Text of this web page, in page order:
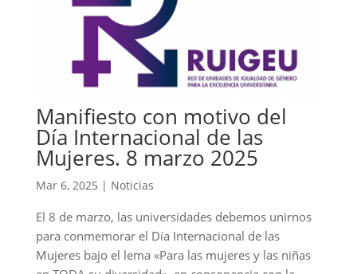
Manifiesto con motivo del
Día Internacional de las
Mujeres. 8 marzo 2025
Mar 6, 2025 | Noticias
El 8 de marzo, las universidades debemos unirnos
para conmemorar el Día Internacional de las
Mujeres bajo el lema «Para las mujeres y las niñas